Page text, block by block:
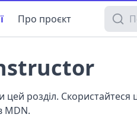
Про проєкт Пошук
розділ.
MDN.